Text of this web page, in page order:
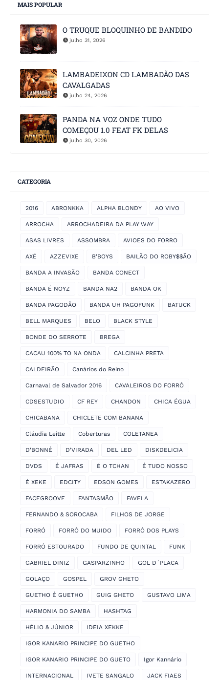
MAIS POPULAR
O TRUQUE BLOQUINHO DE BANDIDO
julho 31, 2026
LAMBADEIXON CD LAMBADÃO DAS
CAVALGADAS
julho 24, 2026
PANDA NA VOZ ONDE TUDO
COMEÇOU 1.0 FEAT FK DELAS
julho 30, 2026
CATEGORIA
2016 ABRONKKA ALPHA BLONDY AO VIVO
ARROCHA ARROCHADEIRA DA PLAY WAY
ASAS LIVRES ASSOMBRA AVIOES DO FORRO
AXÉ AZZEVIXE B'BOYS BAILÃO DO ROBY$$ÃO
BANDA A INVASÃO BANDA CONECT
BANDA É NOYZ BANDA NA2 BANDA OK
BANDA PAGODÃO BANDA UH PAGOFUNK BATUCK
BELL MARQUES BELO BLACK STYLE
BONDE DO SERROTE BREGA
CACAU 100% TO NA ONDA CALCINHA PRETA
CALDEIRÃO Canários do Reino
Carnaval de Salvador 2016 CAVALEIROS DO FORRÓ
CDSESTUDIO CF REY CHANDON CHICA ÉGUA
CHICABANA CHICLETE COM BANANA
Cláudia Leitte Coberturas COLETANEA
D'BONNÉ D'VIRADA DEL LED DISKDELICIA
DVDS É JAFRAS É O TCHAN É TUDO NOSSO
É XEKE EDCITY EDSON GOMES ESTAKAZERO
FACEGROOVE FANTASMÃO FAVELA
FERNANDO & SOROCABA FILHOS DE JORGE
FORRÓ FORRÓ DO MUIDO FORRÓ DOS PLAYS
FORRÓ ESTOURADO FUNDO DE QUINTAL FUNK
GABRIEL DINIZ GASPARZINHO GOL D´PLACA
GOLAÇO GOSPEL GROV GHETO
GUETHO É GUETHO GUIG GHETO GUSTAVO LIMA
HARMONIA DO SAMBA HASHTAG
HÉLIO & JÚNIOR IDEIA XEKKE
IGOR KANARIO PRINCIPE DO GUETHO
IGOR KANARIO PRINCIPE DO GUETO Igor Kannário
INTERNACIONAL IVETE SANGALO JACK FIAES